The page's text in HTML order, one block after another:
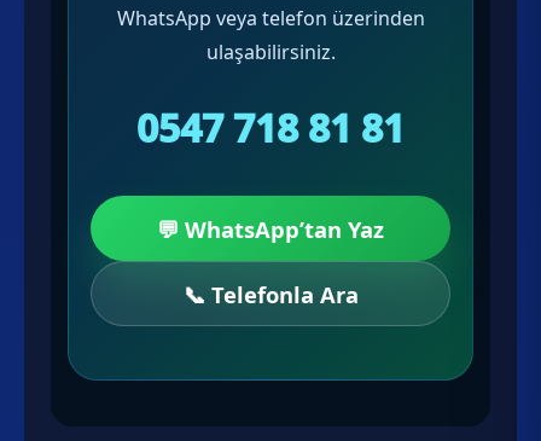
WhatsApp veya telefon üzerinden
ulaşabilirsiniz.
0547 718 81 81
💬 WhatsApp’tan Yaz
📞 Telefonla Ara